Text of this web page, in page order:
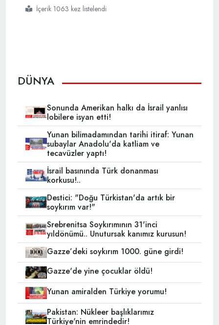
#gazze
#israil
#çocuk katliamı
#soykırım
#açlıkİçerik 1063 kez listelendi
DÜNYA
Sonunda Amerikan halkı da İsrail yanlısı
lobilere isyan etti!
Yunan bilimadamından tarihi itiraf: Yunan
subaylar Anadolu'da katliam ve
tecavüzler yaptı!
İsrail basınında Türk donanması
korkusu!..
Destici: "Doğu Türkistan'da artık bir
soykırım var!"
Srebrenitsa Soykırımının 31'inci
yıldönümü.. Unutursak kanımız kurusun!
Gazze’deki soykırım 1000. güne girdi!
Gazze'de yine çocuklar öldü!
Yunan amiralden Türkiye yorumu!
Pakistan: Nükleer başlıklarımız
Türkiye'nin emrindedir!